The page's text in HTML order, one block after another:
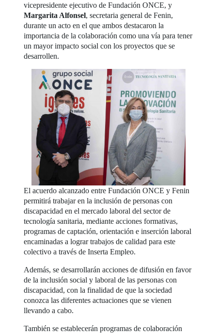
vicepresidente ejecutivo de Fundación ONCE, y
Margarita Alfonsel, secretaria general de Fenin,
durante un acto en el que ambos destacaron la
importancia de la colaboración como una vía para tener
un mayor impacto social con los proyectos que se
desarrollen.
El acuerdo alcanzado entre Fundación ONCE y Fenin
permitirá trabajar en la inclusión de personas con
discapacidad en el mercado laboral del sector de
tecnología sanitaria, mediante acciones formativas,
programas de captación, orientación e inserción laboral
encaminadas a lograr trabajos de calidad para este
colectivo a través de Inserta Empleo.
Además, se desarrollarán acciones de difusión en favor
de la inclusión social y laboral de las personas con
discapacidad, con la finalidad de que la sociedad
conozca las diferentes actuaciones que se vienen
llevando a cabo.
También se establecerán programas de colaboración